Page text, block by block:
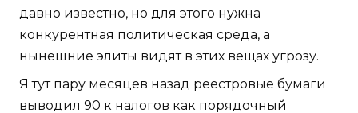
давно известно, но для этого нужна
конкурентная политическая среда, а
нынешние элиты видят в этих вещах угрозу.
Я тут пару месяцев назад реестровые бумаги
выводил 90 к налогов как порядочный